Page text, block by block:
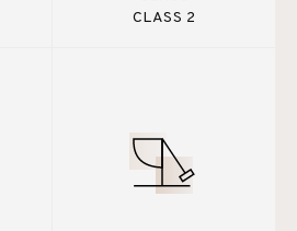
CLASS 2